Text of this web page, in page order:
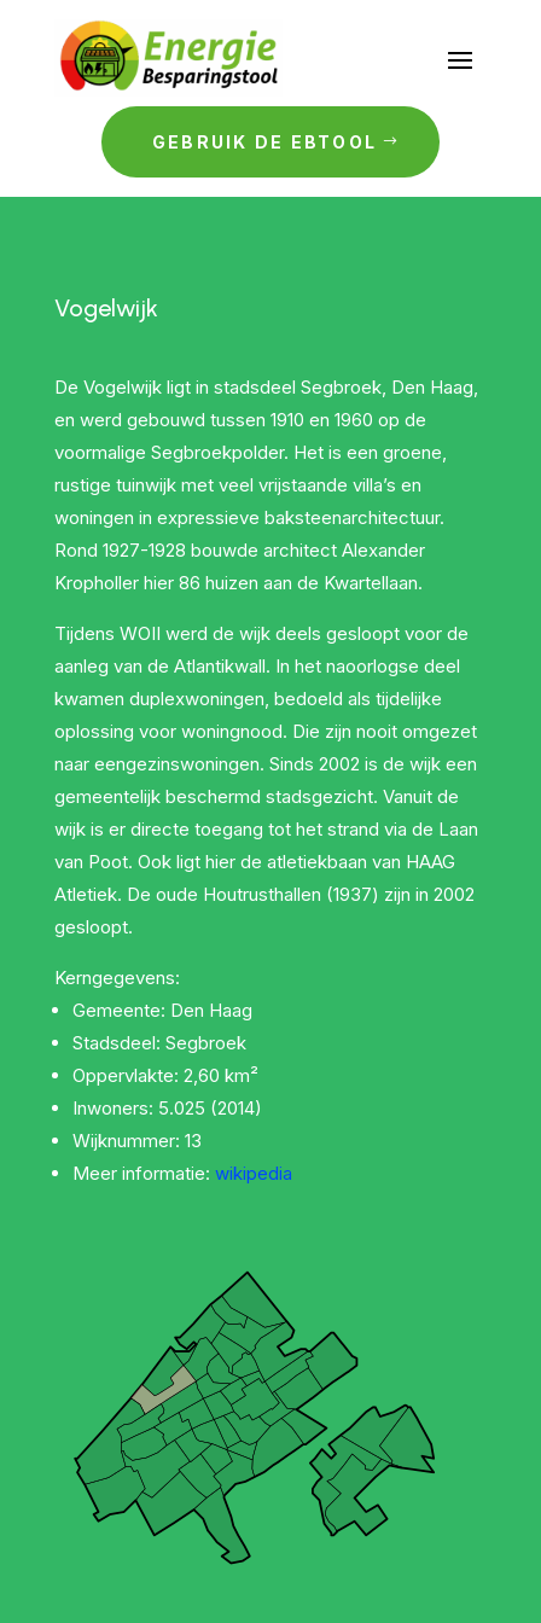
GEBRUIK DE EBTOOL
Vogelwijk
De Vogelwijk ligt in stadsdeel Segbroek, Den Haag,
en werd gebouwd tussen 1910 en 1960 op de
voormalige Segbroekpolder. Het is een groene,
rustige tuinwijk met veel vrijstaande villa’s en
woningen in expressieve baksteenarchitectuur.
Rond 1927-1928 bouwde architect Alexander
Kropholler hier 86 huizen aan de Kwartellaan.
Tijdens WOII werd de wijk deels gesloopt voor de
aanleg van de Atlantikwall. In het naoorlogse deel
kwamen duplexwoningen, bedoeld als tijdelijke
oplossing voor woningnood. Die zijn nooit omgezet
naar eengezinswoningen. Sinds 2002 is de wijk een
gemeentelijk beschermd stadsgezicht. Vanuit de
wijk is er directe toegang tot het strand via de Laan
van Poot. Ook ligt hier de atletiekbaan van HAAG
Atletiek. De oude Houtrusthallen (1937) zijn in 2002
gesloopt.
Kerngegevens:
Gemeente: Den Haag
Stadsdeel: Segbroek
Oppervlakte: 2,60 km²
Inwoners: 5.025 (2014)
Wijknummer: 13
Meer informatie: wikipedia